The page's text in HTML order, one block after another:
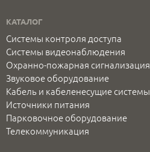
КАТАЛОГ
Системы контроля доступа
Системы видеонаблюдения
Охранно-пожарная сигнализация
Звуковое оборудование
Кабель и кабеленесущие системы
Источники питания
Парковочное оборудование
Телекоммуникация